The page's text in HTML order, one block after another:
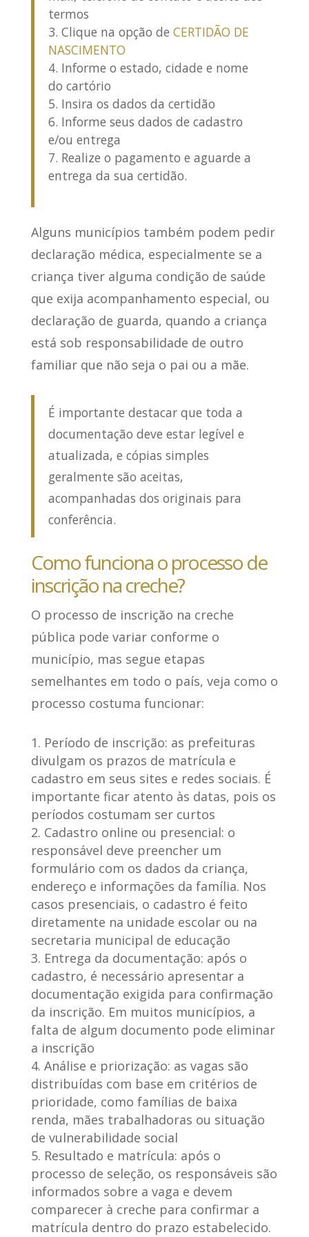
termos
Clique na opção de CERTIDÃO DE
NASCIMENTO
Informe o estado, cidade e nome
do cartório
Insira os dados da certidão
Informe seus dados de cadastro
e/ou entrega
Realize o pagamento e aguarde a
entrega da sua certidão.
Alguns municípios também podem pedir
declaração médica, especialmente se a
criança tiver alguma condição de saúde
que exija acompanhamento especial, ou
declaração de guarda, quando a criança
está sob responsabilidade de outro
familiar que não seja o pai ou a mãe.
É importante destacar que toda a
documentação deve estar legível e
atualizada, e cópias simples
geralmente são aceitas,
acompanhadas dos originais para
conferência.
Como funciona o processo de
inscrição na creche?
O processo de inscrição na creche
pública pode variar conforme o
município, mas segue etapas
semelhantes em todo o país, veja como o
processo costuma funcionar:
Período de inscrição: as prefeituras
divulgam os prazos de matrícula e
cadastro em seus sites e redes sociais. É
importante ficar atento às datas, pois os
períodos costumam ser curtos
Cadastro online ou presencial: o
responsável deve preencher um
formulário com os dados da criança,
endereço e informações da família. Nos
casos presenciais, o cadastro é feito
diretamente na unidade escolar ou na
secretaria municipal de educação
Entrega da documentação: após o
cadastro, é necessário apresentar a
documentação exigida para confirmação
da inscrição. Em muitos municípios, a
falta de algum documento pode eliminar
a inscrição
Análise e priorização: as vagas são
distribuídas com base em critérios de
prioridade, como famílias de baixa
renda, mães trabalhadoras ou situação
de vulnerabilidade social
Resultado e matrícula: após o
processo de seleção, os responsáveis são
informados sobre a vaga e devem
comparecer à creche para confirmar a
matrícula dentro do prazo estabelecido.